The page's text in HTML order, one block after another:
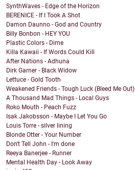
SynthWaves - Edge of the Horizon
BERENICE - If I Took A Shot
Damon Daunno - God and Country
Billy Bonbon - HEY YOU
Plastic Colors - Dime
Killa Kawaii - If Words Could Kill
After Nations - Adhuna
Dirk Garner - Black Widow
Lettuce - Gold Tooth
Weakened Friends - Tough Luck (Bleed Me Out)
A Thousand Mad Things - Local Guys
Roko Mouth - Peach Fuzz
Isak Jakobsson - Maybe I Let You Go
Louis Torre - silver lining
Blonde Otter - Your Number
Don't Tell John - I'm done
Reeya Banerjee - Runner
Mental Health Day - Look Away